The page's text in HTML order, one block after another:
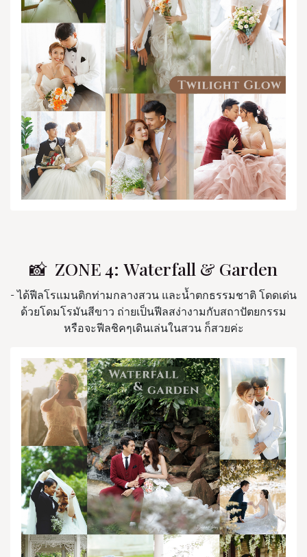
📸 ZONE 4: Waterfall & Garden
- ได้ฟีลโรแมนติกท่ามกลางสวน และน้ำตกธรรมชาติ โดดเด่น
ด้วยโดมโรมันสีขาว ถ่ายเป็นฟีลสง่างามกับสถาปัตยกรรม
หรือจะฟีลชิคๆเดินเล่นในสวน ก็สวยค่ะ